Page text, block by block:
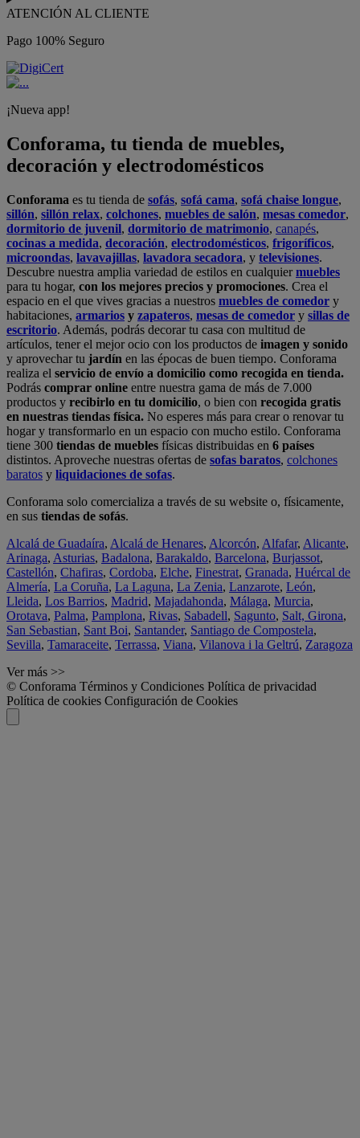
ATENCIÓN AL CLIENTE
Pago 100% Seguro
¡Nueva app!
Conforama, tu tienda de muebles,
decoración y electrodomésticos
Conforama es tu tienda de sofás, sofá cama, sofá chaise longue,
sillón, sillón relax, colchones, muebles de salón, mesas comedor,
dormitorio de juvenil, dormitorio de matrimonio, canapés,
cocinas a medida, decoración, electrodomésticos, frigoríficos,
microondas, lavavajillas, lavadora secadora, y televisiones.
Descubre nuestra amplia variedad de estilos en cualquiermuebles
para tu hogar, con los mejores precios y promociones. Crea el
espacio en el que vives gracias a nuestros muebles de comedor y
habitaciones, armarios y zapateros, mesas de comedor y sillas de
escritorio. Además, podrás decorar tu casa con multitud de
artículos, tener el mejor ocio con los productos de imagen y sonido
y aprovechar tu jardín en las épocas de buen tiempo. Conforama
realiza el servicio de envío a domicilio como recogida en tienda.
Podrás comprar online entre nuestra gama de más de 7.000
productos y recibirlo en tu domicilio, o bien con recogida gratis
en nuestras tiendas física. No esperes más para crear o renovar tu
hogar y transformarlo en un espacio con mucho estilo. Conforama
tiene 300 tiendas de muebles físicas distribuidas en 6 países
distintos. Aproveche nuestras ofertas de sofas baratos, colchones
baratos y liquidaciones de sofas.
Conforama solo comercializa a través de su website o, físicamente,
en sus tiendas de sofás.
Alcalá de Guadaíra, Alcalá de Henares, Alcorcón, Alfafar, Alicante,
Arinaga, Asturias, Badalona, Barakaldo, Barcelona, Burjassot,
Castellón, Chafiras, Cordoba, Elche, Finestrat, Granada, Huércal de
Almería, La Coruña, La Laguna, La Zenia, Lanzarote, León,
Lleida, Los Barrios, Madrid, Majadahonda, Málaga, Murcia,
Orotava, Palma, Pamplona, Rivas, Sabadell, Sagunto, Salt, Girona,
San Sebastian, Sant Boi, Santander, Santiago de Compostela,
Sevilla, Tamaraceite, Terrassa, Viana, Vilanova i la Geltrú, Zaragoza
Ver más >>
© Conforama Términos y Condiciones Política de privacidad
Política de cookies Configuración de Cookies